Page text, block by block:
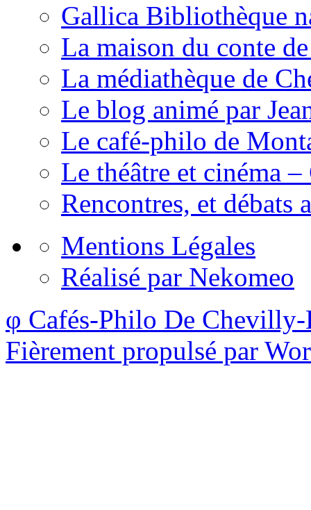
Gallica Bibliothèque
La maison du conte
La médiathèque de
Le blog animé par
Le café-philo de
Le théâtre et cinéma
Rencontres, et
Mentions Légales
Réalisé par Nekomeo
φ Cafés-Philo De
Fièrement propulsé par